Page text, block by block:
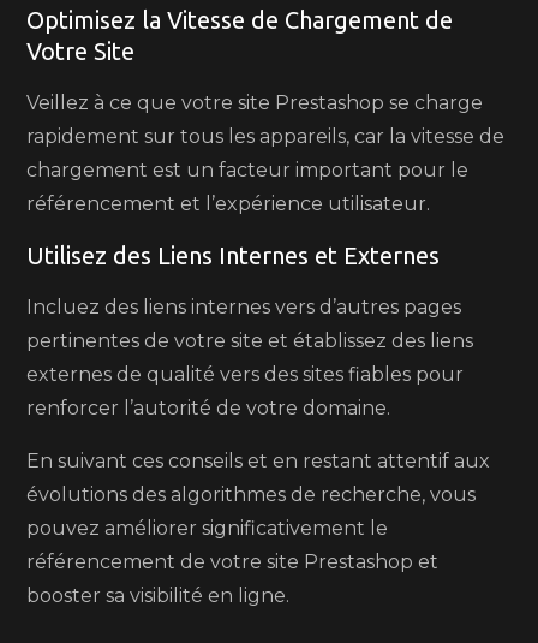
Optimisez la Vitesse de Chargement de
Votre Site
Veillez à ce que votre site Prestashop se charge
rapidement sur tous les appareils, car la vitesse de
chargement est un facteur important pour le
référencement et l’expérience utilisateur.
Utilisez des Liens Internes et Externes
Incluez des liens internes vers d’autres pages
pertinentes de votre site et établissez des liens
externes de qualité vers des sites fiables pour
renforcer l’autorité de votre domaine.
En suivant ces conseils et en restant attentif aux
évolutions des algorithmes de recherche, vous
pouvez améliorer significativement le
référencement de votre site Prestashop et
booster sa visibilité en ligne.